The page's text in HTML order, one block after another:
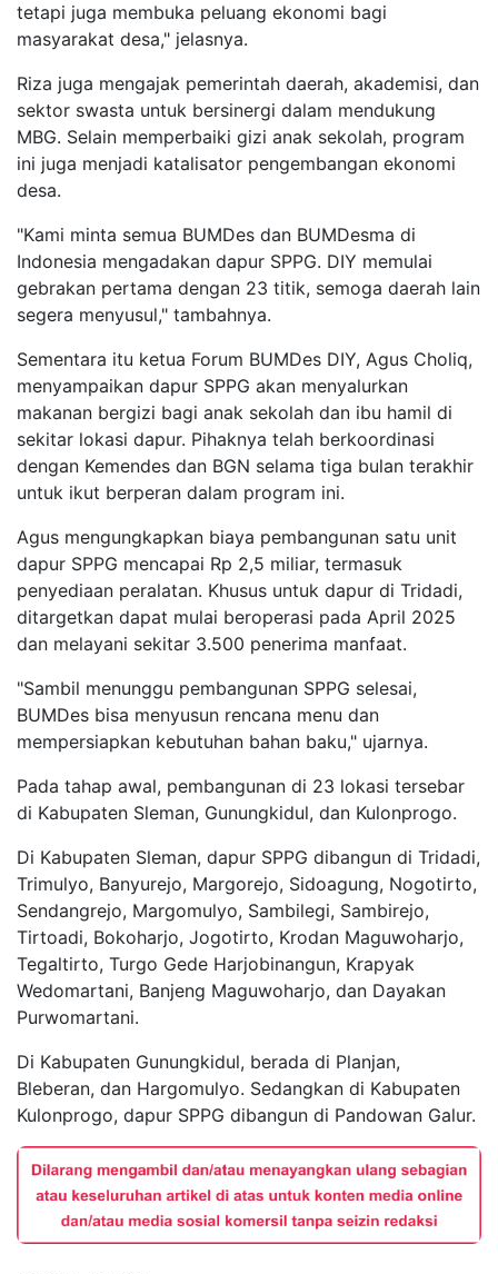
tetapi juga membuka peluang ekonomi bagi
masyarakat desa," jelasnya.
Riza juga mengajak pemerintah daerah, akademisi, dan
sektor swasta untuk bersinergi dalam mendukung
MBG. Selain memperbaiki gizi anak sekolah, program
ini juga menjadi katalisator pengembangan ekonomi
desa.
"Kami minta semua BUMDes dan BUMDesma di
Indonesia mengadakan dapur SPPG. DIY memulai
gebrakan pertama dengan 23 titik, semoga daerah lain
segera menyusul," tambahnya.
Sementara itu ketua Forum BUMDes DIY, Agus Choliq,
menyampaikan dapur SPPG akan menyalurkan
makanan bergizi bagi anak sekolah dan ibu hamil di
sekitar lokasi dapur. Pihaknya telah berkoordinasi
dengan Kemendes dan BGN selama tiga bulan terakhir
untuk ikut berperan dalam program ini.
Agus mengungkapkan biaya pembangunan satu unit
dapur SPPG mencapai Rp 2,5 miliar, termasuk
penyediaan peralatan. Khusus untuk dapur di Tridadi,
ditargetkan dapat mulai beroperasi pada April 2025
dan melayani sekitar 3.500 penerima manfaat.
"Sambil menunggu pembangunan SPPG selesai,
BUMDes bisa menyusun rencana menu dan
mempersiapkan kebutuhan bahan baku," ujarnya.
Pada tahap awal, pembangunan di 23 lokasi tersebar
di Kabupaten Sleman, Gunungkidul, dan Kulonprogo.
Di Kabupaten Sleman, dapur SPPG dibangun di Tridadi,
Trimulyo, Banyurejo, Margorejo, Sidoagung, Nogotirto,
Sendangrejo, Margomulyo, Sambilegi, Sambirejo,
Tirtoadi, Bokoharjo, Jogotirto, Krodan Maguwoharjo,
Tegaltirto, Turgo Gede Harjobinangun, Krapyak
Wedomartani, Banjeng Maguwoharjo, dan Dayakan
Purwomartani.
Di Kabupaten Gunungkidul, berada di Planjan,
Bleberan, dan Hargomulyo. Sedangkan di Kabupaten
Kulonprogo, dapur SPPG dibangun di Pandowan Galur.